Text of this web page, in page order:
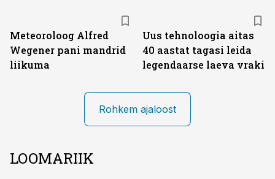
Meteoroloog Alfred
Wegener pani mandrid
liikuma
Uus tehnoloogia aitas
40 aastat tagasi leida
legendaarse laeva vraki
Rohkem ajaloost
LOOMARIIK